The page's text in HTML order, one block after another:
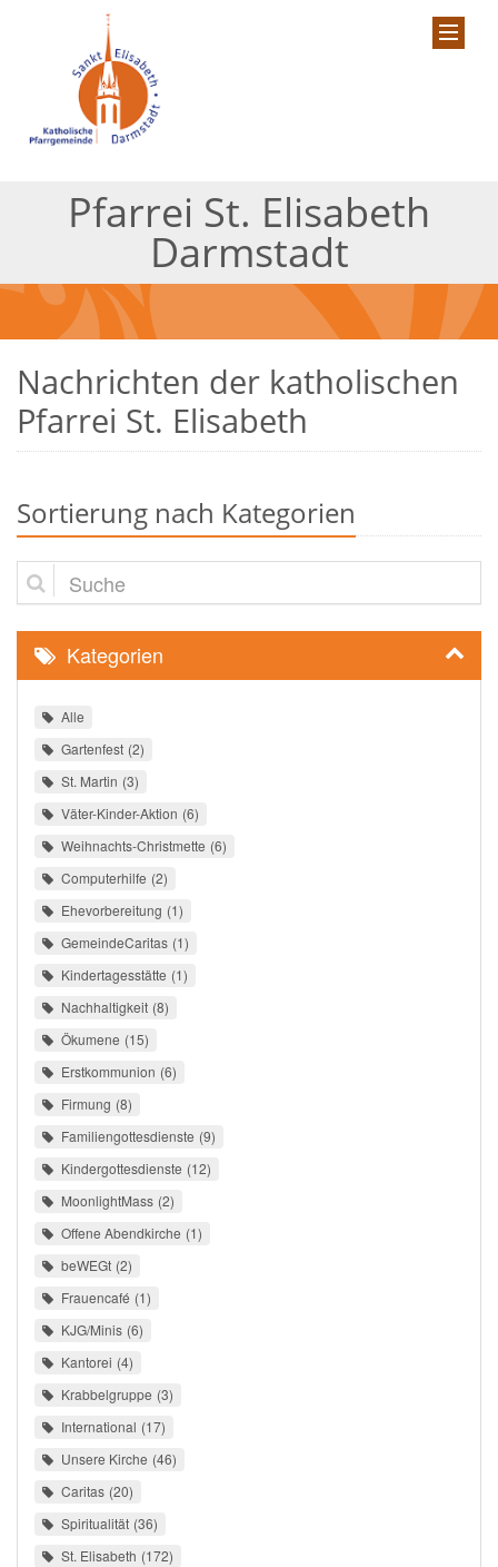
Pfarrei St. Elisabeth
Darmstadt
Nachrichten der katholischen
Pfarrei St. Elisabeth
Sortierung nach Kategorien
Suche
Kategorien
Alle
Gartenfest 2
St. Martin 3
Väter-Kinder-Aktion 6
Weihnachts-Christmette 6
Computerhilfe 2
Ehevorbereitung 1
GemeindeCaritas 1
Kindertagesstätte 1
Nachhaltigkeit 8
Ökumene 15
Erstkommunion 6
Firmung 8
Familiengottesdienste 9
Kindergottesdienste 12
MoonlightMass 2
Offene Abendkirche 1
beWEGt 2
Frauencafé 1
KJG/Minis 6
Kantorei 4
Krabbelgruppe 3
International 17
Unsere Kirche 46
Caritas 20
Spiritualität 36
St. Elisabeth 172